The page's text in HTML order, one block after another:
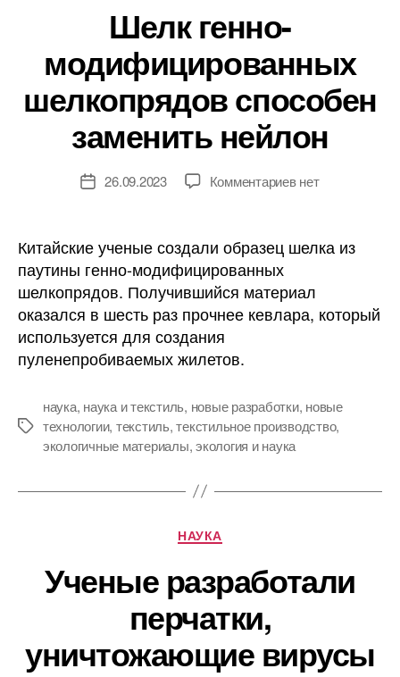
Шелк генно-
модифицированных
шелкопрядов способен
заменить нейлон
Дата26.09.2023 Комментариевк
способен
заменить
нет
Китайские ученые создали образец шелка из
паутины генно-модифицированных
шелкопрядов. Получившийся материал
оказался в шесть раз прочнее кевлара, который
используется для создания
пуленепробиваемых жилетов.
Метки
наука, наука и текстиль, новые разработки, новые
технологии, текстиль,текстильное производство,
экологичные материалы,экология и наука
Рубрики
НАУКА
Ученые разработали
перчатки,
уничтожающие вирусы